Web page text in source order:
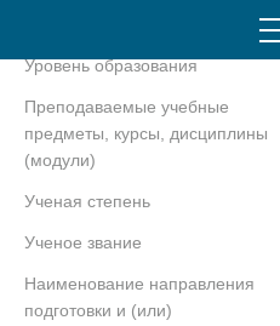
Уровень образования
Преподаваемые учебные
предметы, курсы, дисциплины
(модули)
Ученая степень
Ученое звание
Наименование направления
подготовки и (или)